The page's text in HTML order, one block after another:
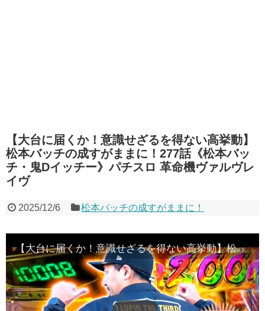
【大台に届くか！意識せざるを得ない高挙動】
松本バッチの成すがままに！277話《松本バッ
チ・鬼Dイッチー》パチスロ 革命機ヴァルヴレ
イヴ
2025/12/6 松本バッチの成すがままに！
【大台に届くか！意識せざるを得ない高挙動】松本バッチの成すがままに！277話《松本バッチ・鬼Dイッチー》パチスロ 革命機ヴァルヴレイヴ［パチスロ・スロット・スマスロ］